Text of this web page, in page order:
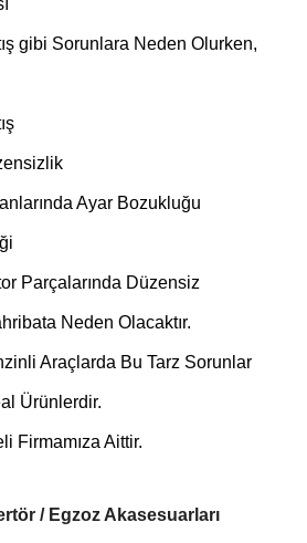
gibi Sorunlara Neden Olurken,
Ayar Bozukluğu
Parçalarında Düzensiz
Neden Olacaktır.
Araçlarda Bu Tarz Sorunlar
Ürünlerdir.
Firmamıza Aittir.
/ Egzoz Akasesuarları